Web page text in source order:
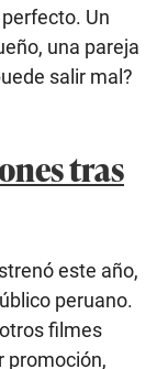
Un
una pareja
salir mal?
tras
este año,
peruano.
filmes
promoción,